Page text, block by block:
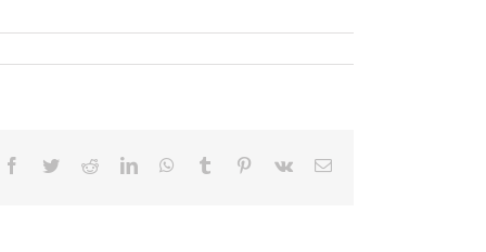
Facebook
TwitterRedditLinkedInWhatsApp
Tumblr Pinterest
Vk
E-